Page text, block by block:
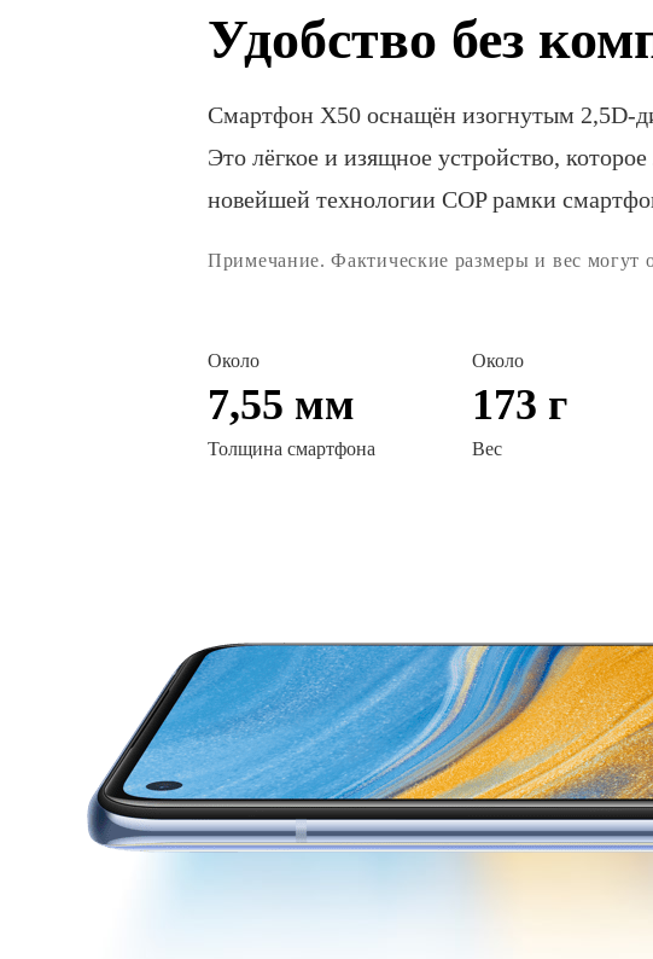
Удобство без
Смартфон X50 оснащён изогнутым 2,5D-
Это лёгкое и изящное устройство,
новейшей технологии COP рамки
Примечание. Фактические размеры и вес могут
Около
7,55 мм
Толщина смартфона
Около
173 г
Вес